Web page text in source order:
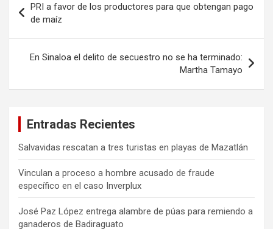
de
entradas
PRI a favor de los productores para que obtengan pago
de maíz
En Sinaloa el delito de secuestro no se ha terminado:
Martha Tamayo
Entradas Recientes
Salvavidas rescatan a tres turistas en playas de Mazatlán
Vinculan a proceso a hombre acusado de fraude
específico en el caso Inverplux
José Paz López entrega alambre de púas para remiendo a
ganaderos de Badiraguato